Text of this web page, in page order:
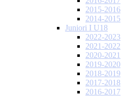
2015-2016
2014-2015
Juniori I U18
2022-2023
2021-2022
2020-2021
2019-2020
2018-2019
2017-2018
2016-2017